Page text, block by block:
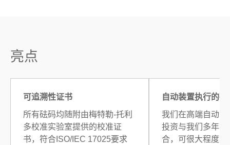
亮点
可追溯性证书
所有砝码均随附由梅特勒-托利
多校准实验室提供的校准证
书，符合ISO/IEC 17025要求
自动装置执行的砝
我们在高端自动化
投资与我们多年的
合，可很大程度上